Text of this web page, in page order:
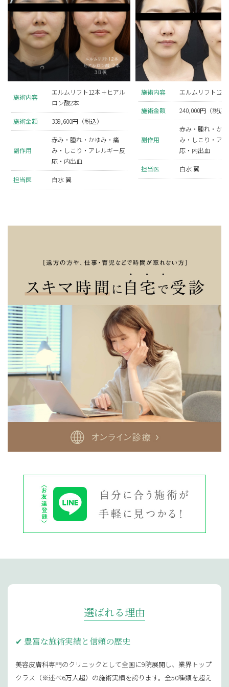
施術内容
エルムリフト12本＋ヒアル
ロン酸2本
施術金額 339,600円（税込）
副作用
赤み・腫れ・かゆみ・痛
み・しこり・アレルギー反
応・内出血
担当医 白水 翼
施術内容 エルムリフト12本
施術金額 240,000円（税込
副作用
赤み・腫れ・か
み・しこり・ア
応・内出血
担当医 白水 翼
選ばれる理由
豊富な施術実績と信頼の歴史
美容皮膚科専門のクリニックとして全国に9院展開し、業界トップ
クラス（※述べ6万人超）の施術実績を誇ります。全50種類を超え